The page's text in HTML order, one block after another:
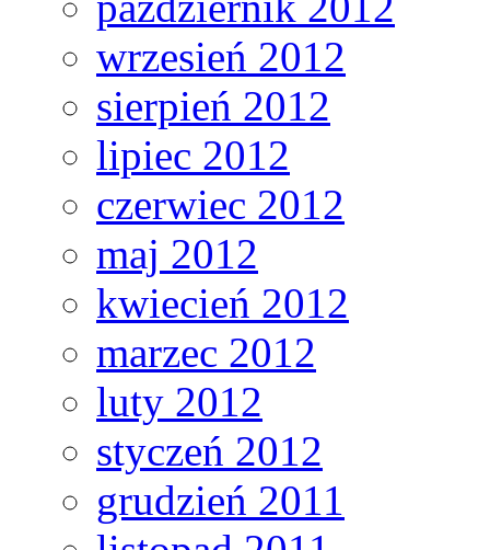
wrzesień 2012
sierpień 2012
lipiec 2012
czerwiec 2012
maj 2012
kwiecień 2012
marzec 2012
luty 2012
styczeń 2012
grudzień 2011